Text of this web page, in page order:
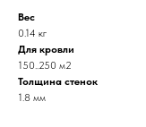
Вес
0.14 кг
Для кровли
150..250 м2
Толщина стенок
1.8 мм